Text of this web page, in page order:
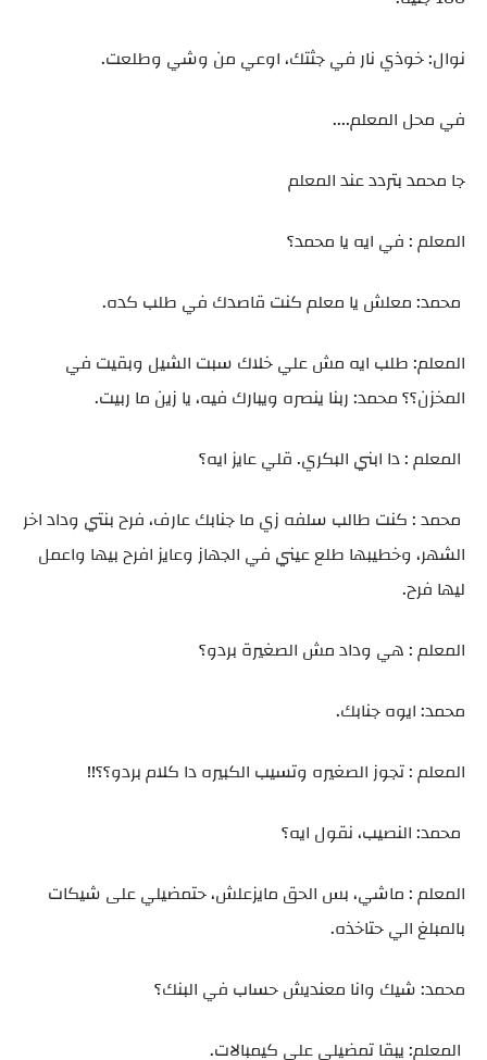
نوال: خوذي نار في جثتك، اوعي من وشي وطلعت.
في محل المعلم....
جا محمد بتردد عند المعلم
المعلم : في ايه يا محمد؟
محمد: معلش يا معلم كنت قاصدك في طلب كده.
المعلم: طلب ايه مش علي خلاك سبت الشيل وبقيت في
المخزن؟؟ محمد: ربنا ينصره ويبارك فيه، يا زين ما ربيت.
المعلم : دا ابني البكري. قلي عايز ايه؟
محمد : كنت طالب سلفه زي ما جنابك عارف، فرح بنتي وداد اخر
الشهر، وخطيبها طلع عيني في الجهاز وعايز افرح بيها واعمل
ليها فرح.
المعلم : هي وداد مش الصغيرة بردو؟
محمد: ايوه جنابك.
المعلم : تجوز الصغيره وتسيب الكبيره دا كلام بردو؟؟!!
محمد: النصيب، نقول ايه؟
المعلم : ماشي، بس الحق مايزعلش، حتمضيلي على شيكات
بالمبلغ الي حتاخذه.
محمد: شيك وانا معنديش حساب في البنك؟
المعلم: يبقا تمضيلي على كيمبالات.